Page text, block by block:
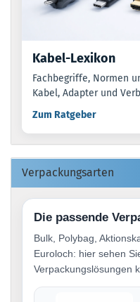
Kabel-Lexikon
Fachbegriffe, Normen
Kabel, Adapter und
Zum Ratgeber
Verpackungsarten
Die passende
Bulk, Polybag,
Euroloch: hier sehen
Verpackungslösungen